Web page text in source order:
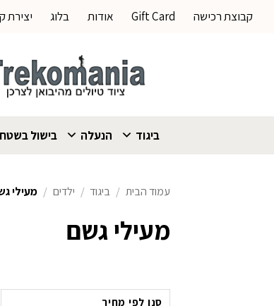
קבוצת רכישה Gift Card אודות בלוג יצירת
ביגוד הנעלה בישול בשטח
מעילי גשם
עמוד הבית / ביגוד / ילדים / מעילי
סנן לפי מחיר